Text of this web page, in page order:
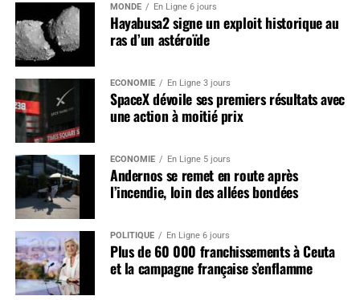
MONDE En Ligne 6 jours
Hayabusa2 signe un exploit historique au
ras d’un astéroïde
ÉCONOMIE En Ligne 3 jours
SpaceX dévoile ses premiers résultats avec
une action à moitié prix
ÉCONOMIE En Ligne 5 jours
Andernos se remet en route après
l’incendie, loin des allées bondées
POLITIQUE En Ligne 6 jours
Plus de 60 000 franchissements à Ceuta
et la campagne française s’enflamme